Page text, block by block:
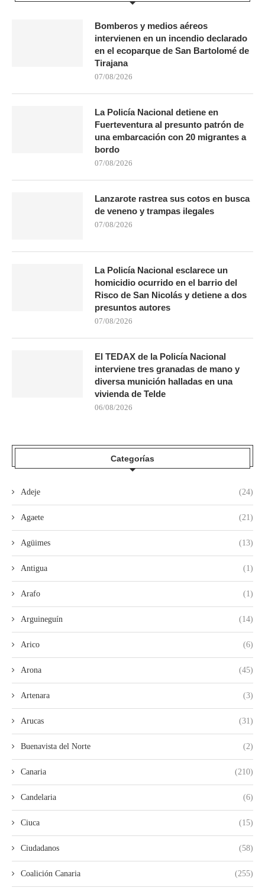
Bomberos y medios aéreos
intervienen en un incendio declarado
en el ecoparque de San Bartolomé de
Tirajana
07/08/2026
La Policía Nacional detiene en
Fuerteventura al presunto patrón de
una embarcación con 20 migrantes a
bordo
07/08/2026
Lanzarote rastrea sus cotos en busca
de veneno y trampas ilegales
07/08/2026
La Policía Nacional esclarece un
homicidio ocurrido en el barrio del
Risco de San Nicolás y detiene a dos
presuntos autores
07/08/2026
El TEDAX de la Policía Nacional
interviene tres granadas de mano y
diversa munición halladas en una
vivienda de Telde
06/08/2026
Categorías
Adeje (24)
Agaete (21)
Agüimes (13)
Antigua (1)
Arafo (1)
Arguineguín (14)
Arico (6)
Arona (45)
Artenara (3)
Arucas (31)
Buenavista del Norte (2)
Canaria (210)
Candelaria (6)
Ciuca (15)
Ciudadanos (58)
Coalición Canaria (255)